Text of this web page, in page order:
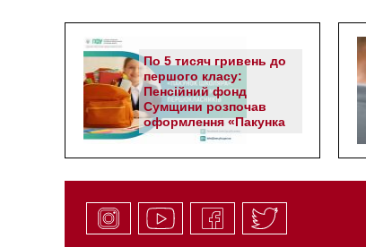
По 5 тисяч гривень до
першого класу:
Пенсійний фонд
Сумщини розпочав
оформлення «Пакунка
школяра»